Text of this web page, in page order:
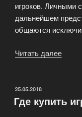
игроков. Личными
дальнейшем
общаются
Читать далее
игру
ОПУБЛИКОВАНО
25.05.2018
Где купить